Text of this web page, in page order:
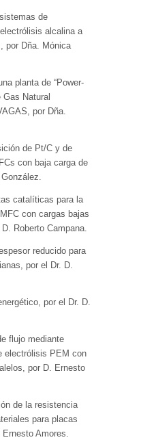
de
alcalina a
por Dña. Mónica
planta de “Power-
Gas Natural
por Dña.
de Pt/C y de
con baja carga de
catalíticas para la
con cargas bajas
Roberto Campana.
reducido para
por el Dr. D.
por el Dr. D.
flujo mediante
electrólisis PEM con
por D. Ernesto
de la resistencia
para placas
Amores.